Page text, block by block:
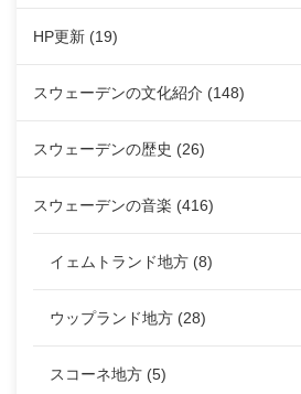
HP更新 (19)
スウェーデンの文化紹介 (148)
スウェーデンの歴史 (26)
スウェーデンの音楽 (416)
イェムトランド地方 (8)
ウップランド地方 (28)
スコーネ地方 (5)